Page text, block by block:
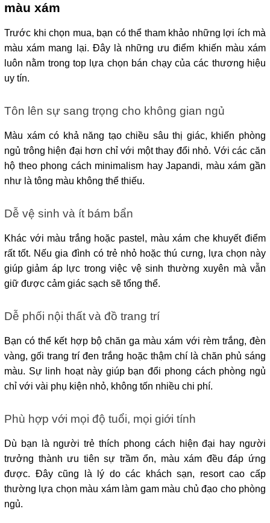
màu xám
Trước khi chọn mua, bạn có thể tham khảo những lợi ích mà
màu xám mang lại. Đây là những ưu điểm khiến màu xám
luôn nằm trong top lựa chọn bán chạy của các thương hiệu
uy tín.
Tôn lên sự sang trọng cho không gian ngủ
Màu xám có khả năng tạo chiều sâu thị giác, khiến phòng
ngủ trông hiện đại hơn chỉ với một thay đổi nhỏ. Với các căn
hộ theo phong cách minimalism hay Japandi, màu xám gần
như là tông màu không thể thiếu.
Dễ vệ sinh và ít bám bẩn
Khác với màu trắng hoặc pastel, màu xám che khuyết điểm
rất tốt. Nếu gia đình có trẻ nhỏ hoặc thú cưng, lựa chọn này
giúp giảm áp lực trong việc vệ sinh thường xuyên mà vẫn
giữ được cảm giác sạch sẽ tổng thể.
Dễ phối nội thất và đồ trang trí
Bạn có thể kết hợp bộ chăn ga màu xám với rèm trắng, đèn
vàng, gối trang trí đen trắng hoặc thậm chí là chăn phủ sáng
màu. Sự linh hoạt này giúp bạn đổi phong cách phòng ngủ
chỉ với vài phụ kiện nhỏ, không tốn nhiều chi phí.
Phù hợp với mọi độ tuổi, mọi giới tính
Dù bạn là người trẻ thích phong cách hiện đại hay người
trưởng thành ưu tiên sự trầm ổn, màu xám đều đáp ứng
được. Đây cũng là lý do các khách sạn, resort cao cấp
thường lựa chọn màu xám làm gam màu chủ đạo cho phòng
ngủ.